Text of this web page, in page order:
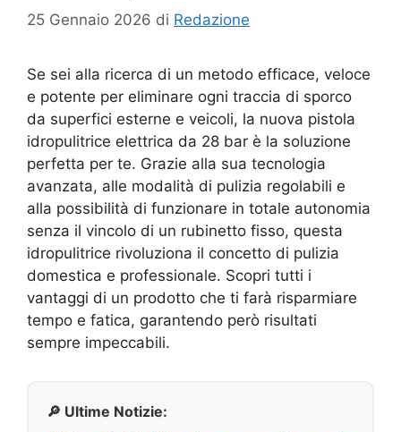
25 Gennaio 2026 di Redazione
Se sei alla ricerca di un metodo efficace, veloce
e potente per eliminare ogni traccia di sporco
da superfici esterne e veicoli, la nuova pistola
idropulitrice elettrica da 28 bar è la soluzione
perfetta per te. Grazie alla sua tecnologia
avanzata, alle modalità di pulizia regolabili e
alla possibilità di funzionare in totale autonomia
senza il vincolo di un rubinetto fisso, questa
idropulitrice rivoluziona il concetto di pulizia
domestica e professionale. Scopri tutti i
vantaggi di un prodotto che ti farà risparmiare
tempo e fatica, garantendo però risultati
sempre impeccabili.
🔎 Ultime Notizie: